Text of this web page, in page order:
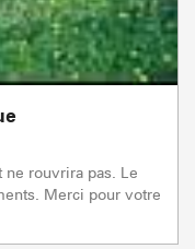
rouvrira pas. Le
Merci pour votre